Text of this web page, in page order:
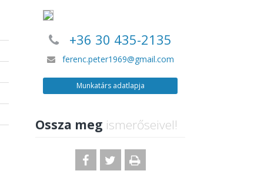
+36 30 435-2135
ferenc.peter1969@gmail.com
Munkatárs adatlapja
Ossza meg ismerőseivel!